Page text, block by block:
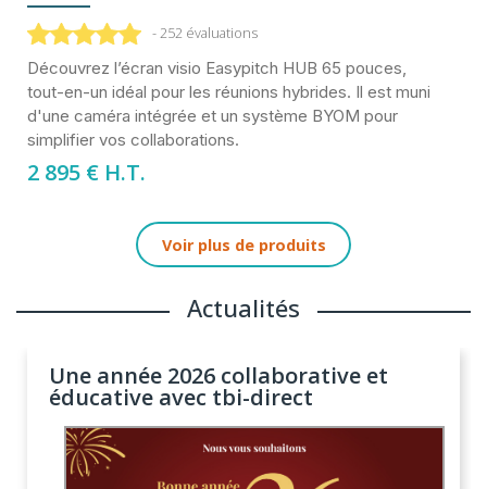
- 252 évaluations
Découvrez l’écran visio Easypitch HUB 65 pouces,
tout-en-un idéal pour les réunions hybrides. Il est muni
d'une caméra intégrée et un système BYOM pour
simplifier vos collaborations.
2 895 € H.T.
Voir plus de produits
Actualités
Une année 2026 collaborative et
éducative avec tbi-direct